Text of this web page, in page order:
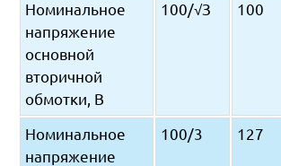
Номинальное
напряжение
основной
вторичной
обмотки, В
100/√З 100
Номинальное
напряжение
100/3 127